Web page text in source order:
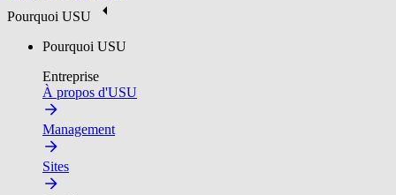
Pourquoi USU
Pourquoi USU
Entreprise
À propos d'USU
Management
Sites